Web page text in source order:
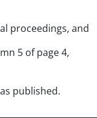
proceedings, and
5 of page 4,
published.